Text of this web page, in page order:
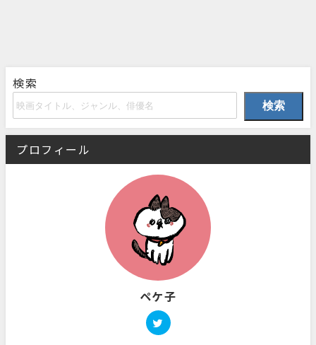
検索
検索
プロフィール
ペケ子